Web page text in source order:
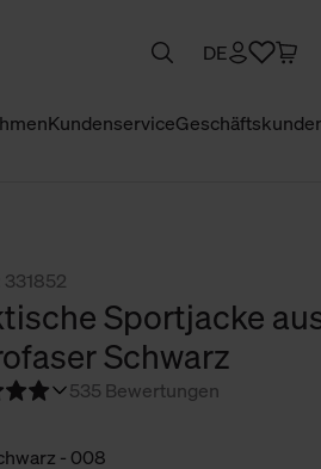
Kundenservice
DE
Sportjacke
Schwarz
535 Bewertungen
- 008